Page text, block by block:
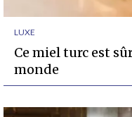
LUXE
Ce miel turc est
monde